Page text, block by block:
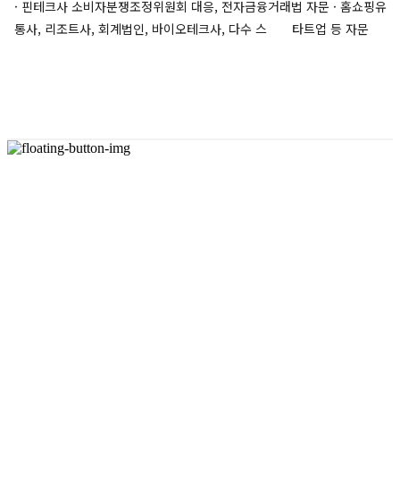
· 핀테크사 소비자분쟁조정위원회 대응, 전자금융거래법 자문 · 홈쇼핑유
통사, 리조트사, 회계법인, 바이오테크사, 다수 스 타트업 등 자문